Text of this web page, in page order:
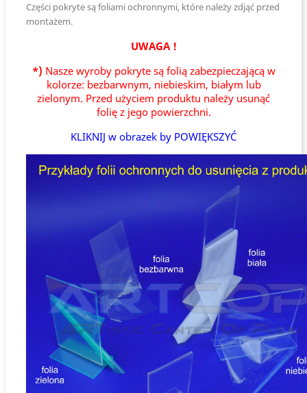
Części pokryte są foliami ochronnymi, które należy zdjąć przed
montażem.
UWAGA !
*) Nasze wyroby pokryte są folią zabezpieczającą w
kolorze: bezbarwnym, niebieskim, białym lub
zielonym. Przed użyciem produktu należy usunąć
folię z jego powierzchni.
KLIKNIJ w obrazek by POWIĘKSZYĆ